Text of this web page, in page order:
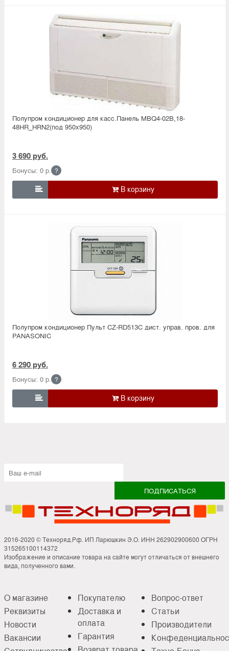
Полупром кондиционер для касс.Панель MBQ4-02B,18-
48HR_HRN2(под 950x950)
3 690 руб.
Бонусы: 0 р. ?

Полупром кондиционер Пульт CZ-RD513C дист. управ. пров. для
PANASONIC
6 290 руб.
Бонусы: 0 р. ?

2016-2020 © Техноряд.Рф. ИП Ларюшкин Э.О. ИНН 262902900600 ОГРН
315265100114372
Изображение и описание товара на сайте могут отличаться от внешнего
вида, полученного вами.
О магазине
Реквизиты
Новости
Вакансии
Покупателю
Доставка и
оплата
Гарантия
Вопрос-ответ
Статьи
Производители